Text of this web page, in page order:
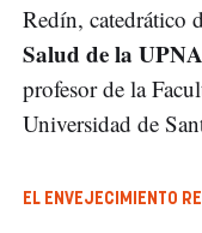
Redín, catedrático
Salud de la UPNA
profesor de la
Universidad de
EL ENVEJECIMIENTO